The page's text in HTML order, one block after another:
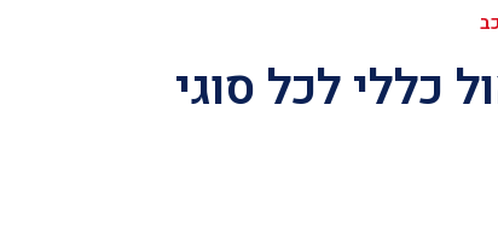
כללי לכל סוגי